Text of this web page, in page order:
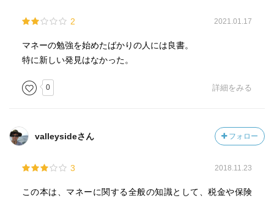
2 2021.01.17
マネーの勉強を始めたばかりの人には良書。
特に新しい発見はなかった。
0 詳細をみる
valleysideさん フォロー
3 2018.11.23
この本は、マネーに関する全般の知識として、税金や保険